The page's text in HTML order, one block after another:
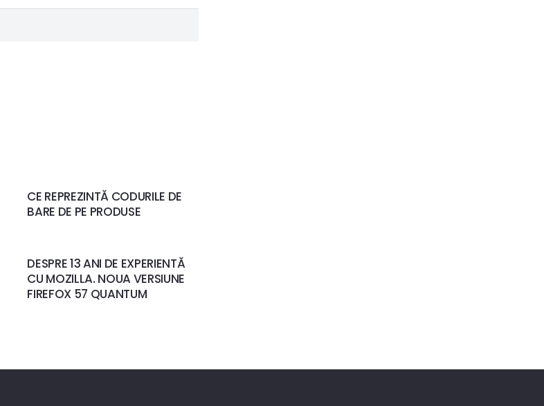
CE REPREZINTĂ CODURILE DE
BARE DE PE PRODUSE
DESPRE 13 ANI DE EXPERIENTĂ
CU MOZILLA. NOUA VERSIUNE
FIREFOX 57 QUANTUM